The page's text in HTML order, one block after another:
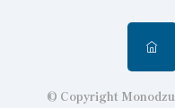
© Copyright